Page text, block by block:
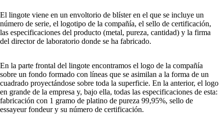
El lingote viene en un envoltorio de blíster en el que se incluye un
número de serie, el logotipo de la compañía, el sello de certificación,
las especificaciones del producto (metal, pureza, cantidad) y la firma
del director de laboratorio donde se ha fabricado.
En la parte frontal del lingote encontramos el logo de la compañía
sobre un fondo formado con líneas que se asimilan a la forma de un
cuadrado proyectándose sobre toda la superficie. En la anterior, el logo
en grande de la empresa y, bajo ella, todas las especificaciones de esta:
fabricación con 1 gramo de platino de pureza 99,95%, sello de
essayeur fondeur y su número de certificación.